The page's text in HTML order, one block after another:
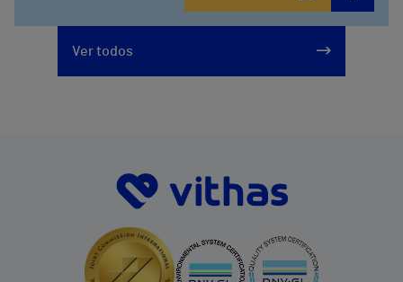
Ver todos